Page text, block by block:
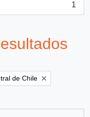
1
de Chile